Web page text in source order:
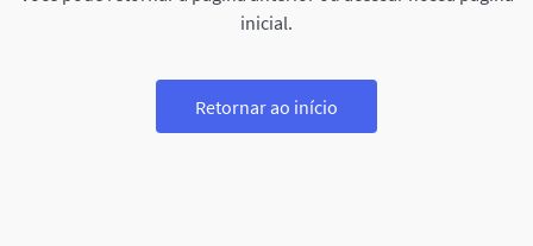
inicial.
Retornar ao início